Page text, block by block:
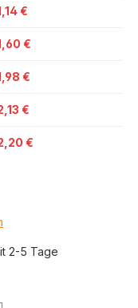
€
€
€
€
€
2-5 Tage